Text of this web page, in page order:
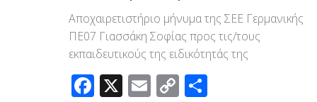
Αποχαιρετιστήριο μήνυμα της ΣΕΕ Γερμανικής
ΠΕ07 Γιασσάκη Σοφίας προς τις/τους
εκπαιδευτικούς της ειδικότητάς της
Facebook
X Email
Copy